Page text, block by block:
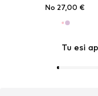
No 27,00 €
Tu esi